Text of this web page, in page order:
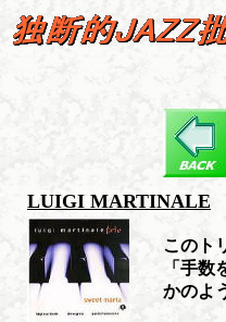
このト
「手
かのよ
LUIGI MARTINALE